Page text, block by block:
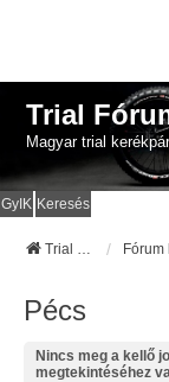
Trial
Magyar trial
GyIK Keresés
Trial Fórum
Pécs
Nincs meg a kellő
megtekintéséhez